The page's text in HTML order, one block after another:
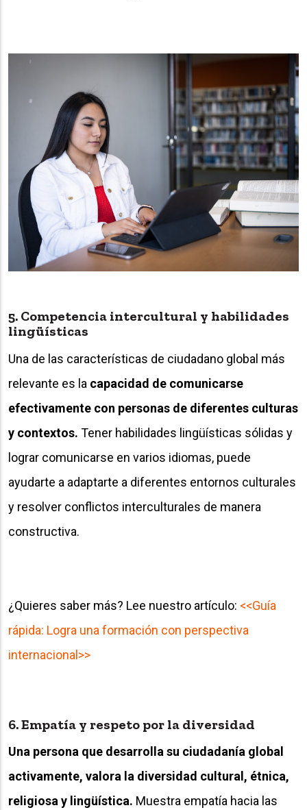
5. Competencia intercultural y habilidades
lingüísticas
Una de las características de ciudadano global más
relevante es la capacidad de comunicarse
efectivamente con personas de diferentes culturas
y contextos. Tener habilidades lingüísticas sólidas y
lograr comunicarse en varios idiomas, puede
ayudarte a adaptarte a diferentes entornos culturales
y resolver conflictos interculturales de manera
constructiva.
¿Quieres saber más? Lee nuestro artículo: <<Guía
rápida: Logra una formación con perspectiva
internacional>>
6. Empatía y respeto por la diversidad
Una persona que desarrolla su ciudadanía global
activamente, valora la diversidad cultural, étnica,
religiosa y lingüística. Muestra empatía hacia las